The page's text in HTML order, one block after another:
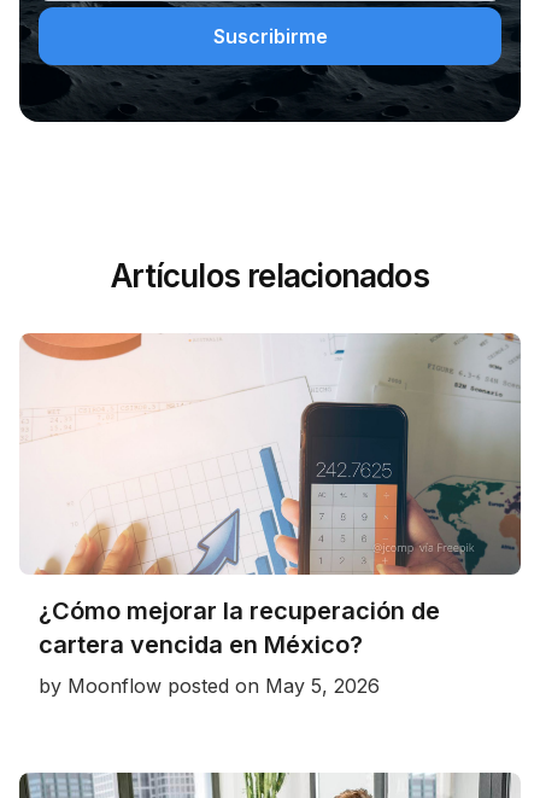
Artículos relacionados
¿Cómo mejorar la recuperación de
cartera vencida en México?
by Moonflow posted on May 5, 2026